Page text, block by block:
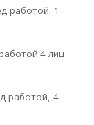
работой. 1
лиц .
работой, 4